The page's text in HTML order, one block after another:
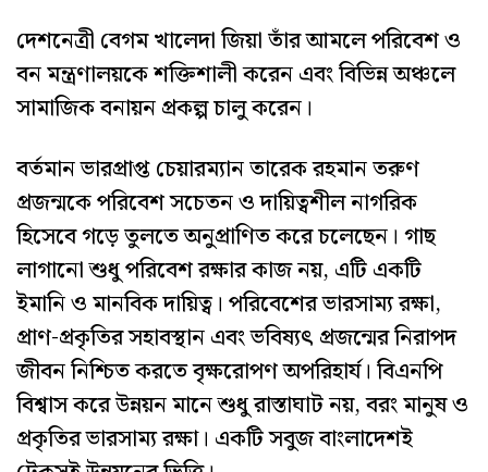
দেশনেত্রী বেগম খালেদা জিয়া তাঁর আমলে পরিবেশ ও
বন মন্ত্রণালয়কে শক্তিশালী করেন এবং বিভিন্ন অঞ্চলে
সামাজিক বনায়ন প্রকল্প চালু করেন।
বর্তমান ভারপ্রাপ্ত চেয়ারম্যান তারেক রহমান তরুণ
প্রজন্মকে পরিবেশ সচেতন ও দায়িত্বশীল নাগরিক
হিসেবে গড়ে তুলতে অনুপ্রাণিত করে চলেছেন। গাছ
লাগানো শুধু পরিবেশ রক্ষার কাজ নয়, এটি একটি
ইমানি ও মানবিক দায়িত্ব। পরিবেশের ভারসাম্য রক্ষা,
প্রাণ-প্রকৃতির সহাবস্থান এবং ভবিষ্যৎ প্রজন্মের নিরাপদ
জীবন নিশ্চিত করতে বৃক্ষরোপণ অপরিহার্য। বিএনপি
বিশ্বাস করে উন্নয়ন মানে শুধু রাস্তাঘাট নয়, বরং মানুষ ও
প্রকৃতির ভারসাম্য রক্ষা। একটি সবুজ বাংলাদেশই